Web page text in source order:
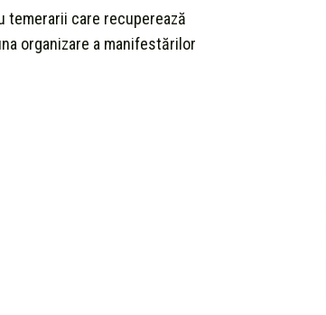
temerarii care recuperează
organizare a manifestărilor